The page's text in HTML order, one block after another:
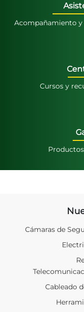
Acompañamiento
Cursos y
Cámaras de
Cableado